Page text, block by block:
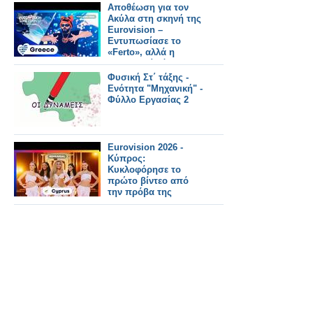
Αποθέωση για τον
Ακύλα στη σκηνή της
Eurovision –
Εντυπωσίασε το
«Ferto», αλλά η
σκηνοθεσία άφησε
ερωτήματα - Δείτε την
εμφάνιση σε Video
Φυσική Στ΄ τάξης -
Ενότητα "Μηχανική" -
Φύλλο Εργασίας 2
Eurovision 2026 -
Κύπρος:
Κυκλοφόρησε το
πρώτο βίντεο από
την πρόβα της
Antigoni